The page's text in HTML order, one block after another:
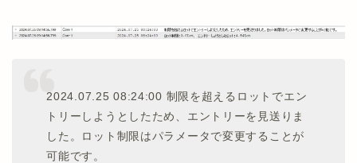
2024.07.25 08:24:00 制限を超えるロットでエン
トリーしようとしたため、エントリーを見送りま
した。ロット制限はパラメータで変更することが
可能です。